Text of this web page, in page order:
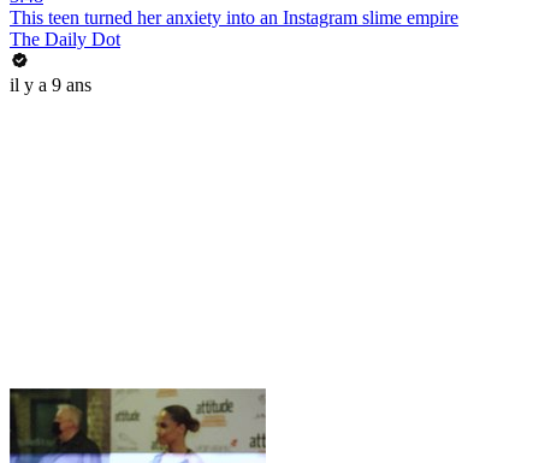
This teen turned her anxiety into an Instagram slime empire
The Daily Dot
il y a 9 ans